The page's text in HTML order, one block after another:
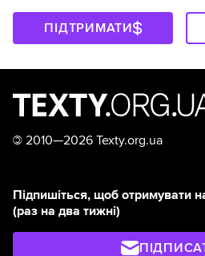
ПІДТРИМАТИ
© 2010—2026 Texty.org.ua
Підпишіться, щоб отримувати
(раз на два тижні)